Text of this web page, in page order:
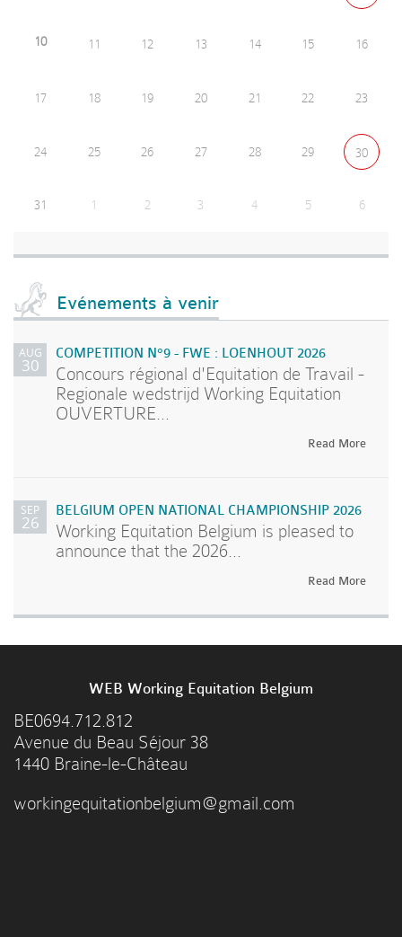
10 11 12 13 14 15 16
17 18 19 20 21 22 23
24 25 26 27 28 29 30
31 1 2 3 4 5 6
Evénements à venir
AUG
30
COMPETITION N°9 - FWE : LOENHOUT 2026
Concours régional d'Equitation de Travail -
Regionale wedstrijd Working Equitation
OUVERTURE...
Read More
SEP
26
BELGIUM OPEN NATIONAL CHAMPIONSHIP 2026
Working Equitation Belgium is pleased to
announce that the 2026...
Read More
WEB Working Equitation Belgium
BE0694.712.812
Avenue du Beau Séjour 38
1440 Braine-le-Château
workingequitationbelgium@gmail.com